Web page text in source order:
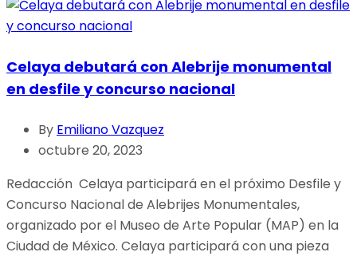
Celaya debutará con Alebrije monumental
en desfile y concurso nacional
By Emiliano Vazquez
octubre 20, 2023
Redacción Celaya participará en el próximo Desfile y
Concurso Nacional de Alebrijes Monumentales,
organizado por el Museo de Arte Popular (MAP) en la
Ciudad de México. Celaya participará con una pieza